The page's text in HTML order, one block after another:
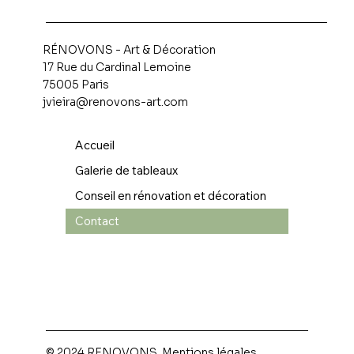
Accueil
Galerie de tableaux
Conseil en rénovation et décoration
Contact
RÉNOVONS - Art & Décoration
17 Rue du Cardinal Lemoine
75005 Paris
jvieira@renovons-art.com